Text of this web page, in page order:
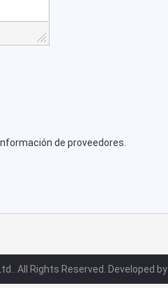
de proveedores.
All Rights Reserved. Developed by